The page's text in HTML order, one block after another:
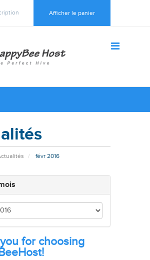
Afficher le panier
févr 2016
for choosing